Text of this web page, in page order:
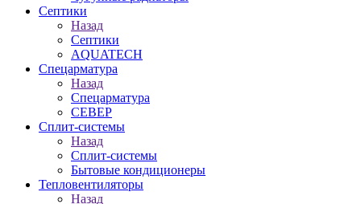
Септики
Назад
Септики
AQUATECH
Спецарматура
Назад
Спецарматура
СЕВЕР
Сплит-системы
Назад
Сплит-системы
Бытовые кондиционеры
Тепловентиляторы
Назад